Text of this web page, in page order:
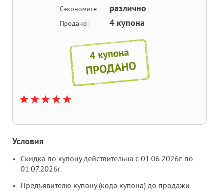
Сэкономите: различно
Продано: 4 купона
4 купона
ПРОДАНО
Условия
Скидка по купону действительна с 01.06.2026г. по
01.07.2026г.
Предъявителю купону (кода купона) до продажи